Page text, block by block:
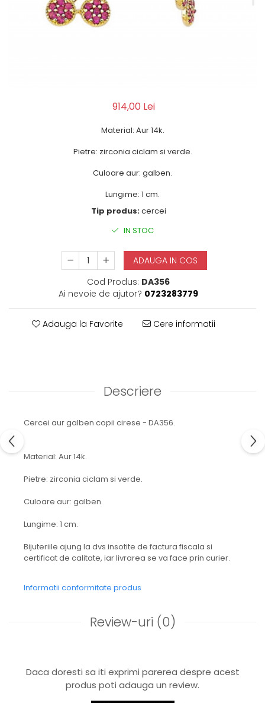
914,00 Lei
Material: Aur 14k.
Pietre: zirconia ciclam si verde.
Culoare aur: galben.
Lungime: 1 cm.
Tip produs:cercei
IN STOC
ADAUGA IN COS
Cod Produs: DA356
Ai nevoie de ajutor? 0723283779
Adauga la Favorite Cere informatii
Descriere
Cercei aur galben copii cirese - DA356.
Material: Aur 14k.
Pietre: zirconia ciclam si verde.
Culoare aur: galben.
Lungime: 1 cm.
Bijuteriile ajung la dvs insotite de factura fiscala si
certificat de calitate, iar livrarea se va face prin curier.
Informatii conformitate produs
Review-uri (0)
Daca doresti sa iti exprimi parerea despre acest
produs poti adauga un review.